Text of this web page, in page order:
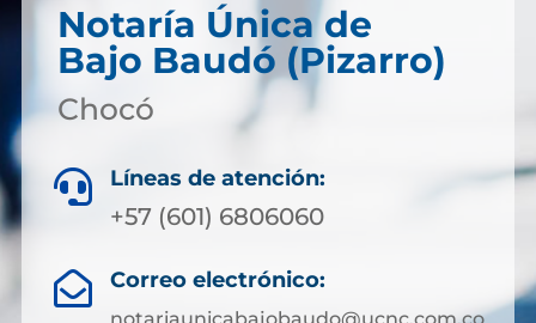
Notaría Única de
Bajo Baudó (Pizarro)
Chocó
 Líneas de atención:
+57 (601) 6806060
 Correo electrónico: